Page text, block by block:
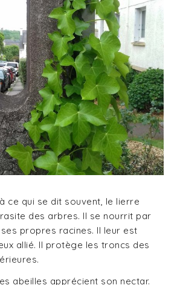
ce qui se dit souvent, le lierre
des arbres. Il se nourrit par
propres racines. Il leur est
allié. Il protège les troncs des
abeilles apprécient son nectar.